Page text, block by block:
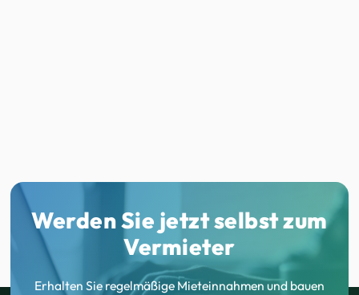
Werden Sie jetzt selbst zum
Vermieter
Erhalten Sie regelmäßige Mieteinnahmen und bauen